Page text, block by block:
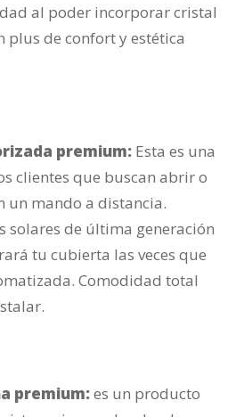
al poder incorporar cristal
plus de confort y estética
premium: Esta es una
clientes que buscan abrir o
un mando a distancia.
solares de última generación
tu cubierta las veces que
Comodidad total
premium:es un producto